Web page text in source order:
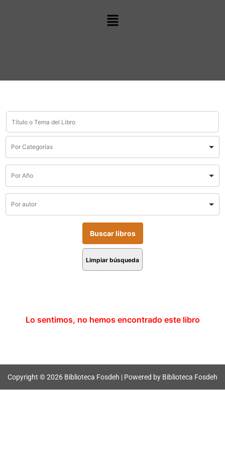
Limpiar búsqueda
Lo sentimos, no hemos encontrado este libro
Copyright © 2026 Biblioteca Fosdeh | Powered by Biblioteca Fosdeh